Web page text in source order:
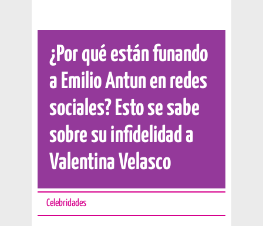
¿Por qué están funando
a Emilio Antun en redes
sociales? Esto se sabe
sobre su infidelidad a
Valentina Velasco
Celebridades